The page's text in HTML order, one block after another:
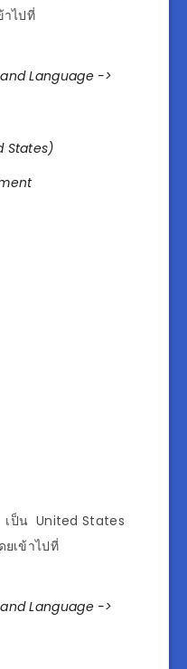
าไปที่
Language ->
States)
เป็น United States
ยเข้าไปที่
Language ->